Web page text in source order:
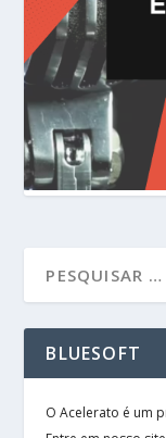
BLUESOFT
O Acelerato é um